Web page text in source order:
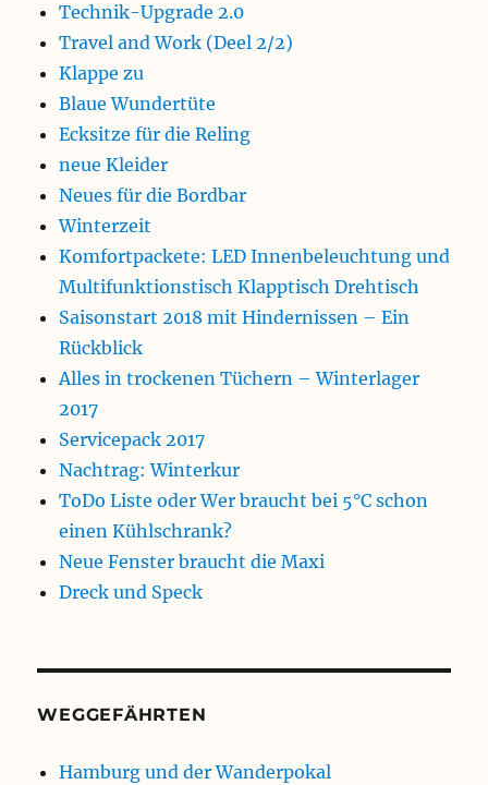
Technik-Upgrade 2.0
Travel and Work (Deel 2/2)
Klappe zu
Blaue Wundertüte
Ecksitze für die Reling
neue Kleider
Neues für die Bordbar
Winterzeit
Komfortpackete: LED Innenbeleuchtung und
Multifunktionstisch Klapptisch Drehtisch
Saisonstart 2018 mit Hindernissen – Ein
Rückblick
Alles in trockenen Tüchern – Winterlager
2017
Servicepack 2017
Nachtrag: Winterkur
ToDo Liste oder Wer braucht bei 5°C schon
einen Kühlschrank?
Neue Fenster braucht die Maxi
Dreck und Speck
WEGGEFÄHRTEN
Hamburg und der Wanderpokal